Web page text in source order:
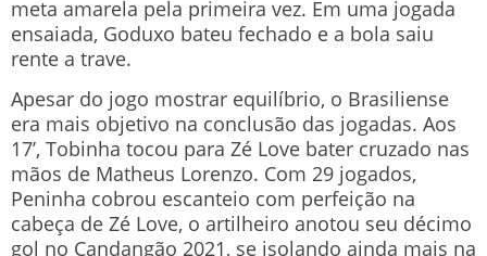
meta amarela pela primeira vez. Em uma jogada
ensaiada, Goduxo bateu fechado e a bola saiu
rente a trave.
Apesar do jogo mostrar equilíbrio, o Brasiliense
era mais objetivo na conclusão das jogadas. Aos
17’, Tobinha tocou para Zé Love bater cruzado nas
mãos de Matheus Lorenzo. Com 29 jogados,
Peninha cobrou escanteio com perfeição na
cabeça de Zé Love, o artilheiro anotou seu décimo
gol no Candangão 2021, se isolando ainda mais na